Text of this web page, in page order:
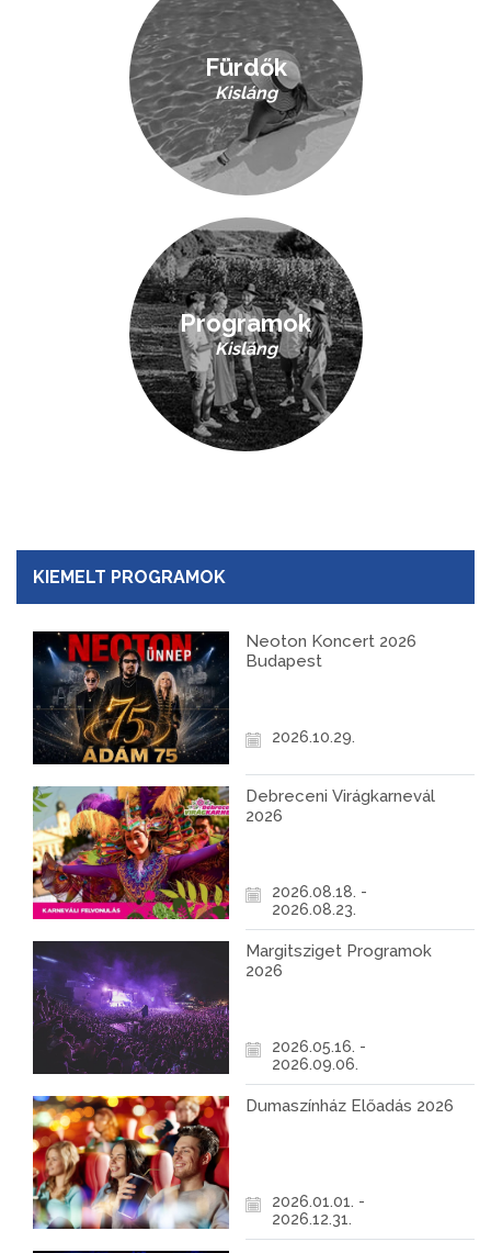
KIEMELT PROGRAMOK
Neoton Koncert 2026
Budapest
2026.10.29.
Debreceni Virágkarnevál
2026
2026.08.18. -
2026.08.23.
Margitsziget Programok
2026
2026.05.16. -
2026.09.06.
Dumaszínház Előadás 2026
2026.01.01. -
2026.12.31.
Fürdők
Kisláng
Programok
Kisláng